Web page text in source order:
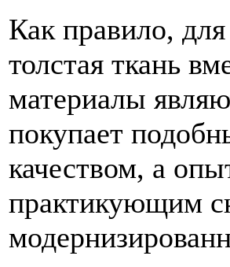
Как правило,
толстая ткань
материалы
покупает
качеством, а
практикующим